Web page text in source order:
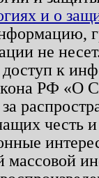
и о
не
доступ к
РФ «О
честь
массовой